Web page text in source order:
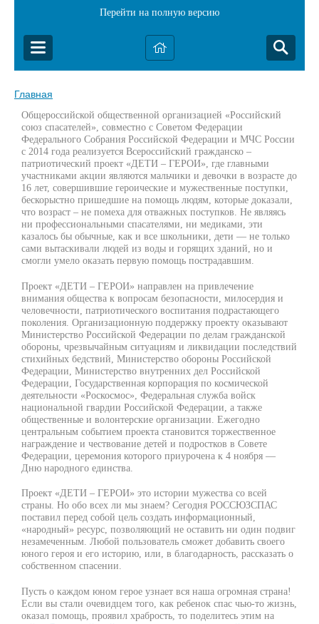
Перейти на полную версию
Главная
Общероссийской общественной организацией «Российский
союз спасателей», совместно с Советом Федерации
Федерального Собрания Российской Федерации и МЧС России
с 2014 года реализуется Всероссийский гражданско –
патриотический проект «ДЕТИ – ГЕРОИ», где главными
участниками акции являются мальчики и девочки в возрасте до
16 лет, совершившие героические и мужественные поступки,
бескорыстно пришедшие на помощь людям, которые доказали,
что возраст – не помеха для отважных поступков. Не являясь
ни профессиональными спасателями, ни медиками, эти
казалось бы обычные, как и все школьники, дети — не только
сами вытаскивали людей из воды и горящих зданий, но и
смогли умело оказать первую помощь пострадавшим.
Проект «ДЕТИ – ГЕРОИ» направлен на привлечение
внимания общества к вопросам безопасности, милосердия и
человечности, патриотического воспитания подрастающего
поколения. Организационную поддержку проекту оказывают
Министерство Российской Федерации по делам гражданской
обороны, чрезвычайным ситуациям и ликвидации последствий
стихийных бедствий, Министерство обороны Российской
Федерации, Министерство внутренних дел Российской
Федерации, Государственная корпорация по космической
деятельности «Роскосмос», Федеральная служба войск
национальной гвардии Российской Федерации, а также
общественные и волонтерские организации. Ежегодно
центральным событием проекта становится торжественное
награждение и чествование детей и подростков в Совете
Федерации, церемония которого приурочена к 4 ноября —
Дню народного единства.
Проект «ДЕТИ – ГЕРОИ» это истории мужества со всей
страны. Но обо всех ли мы знаем? Сегодня РОССЮЗСПАС
поставил перед собой цель создать информационный,
«народный» ресурс, позволяющий не оставить ни один подвиг
незамеченным. Любой пользователь сможет добавить своего
юного героя и его историю, или, в благодарность, рассказать о
собственном спасении.
Пусть о каждом юном герое узнает вся наша огромная страна!
Если вы стали очевидцем того, как ребенок спас чью-то жизнь,
оказал помощь, проявил храбрость, то поделитесь этим на